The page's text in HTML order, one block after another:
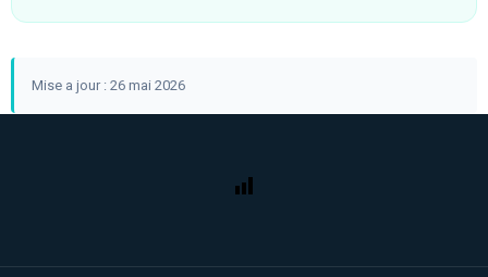
Mise a jour : 26 mai 2026